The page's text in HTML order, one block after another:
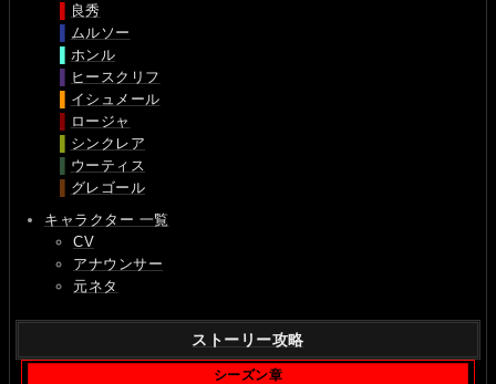
良秀
ムルソー
ホンル
ヒースクリフ
イシュメール
ロージャ
シンクレア
ウーティス
グレゴール
キャラクター 一覧
CV
アナウンサー
元ネタ
ストーリー攻略
シーズン章